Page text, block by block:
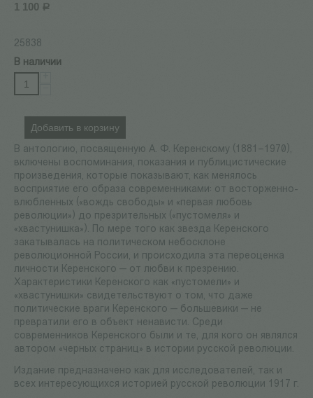
1 100 Р
25838
В наличии
Добавить в корзину
В антологию, посвященную А. Ф. Керенскому (1881–1970),
включены воспоминания, показания и публицистические
произведения, которые показывают, как менялось
восприятие его образа современниками: от восторженно-
влюбленных («вождь свободы» и «первая любовь
революции») до презрительных («пустомеля» и
«хвастунишка»). По мере того как звезда Керенского
закатывалась на политическом небосклоне
революционной России, и происходила эта переоценка
личности Керенского — от любви к презрению.
Характеристики Керенского как «пустомели» и
«хвастунишки» свидетельствуют о том, что даже
политические враги Керенского — большевики — не
превратили его в объект ненависти. Среди
современников Керенского были и те, для кого он являлся
автором «черных страниц» в истории русской революции.
Издание предназначено как для исследователей, так и
всех интересующихся историей русской революции 1917 г.